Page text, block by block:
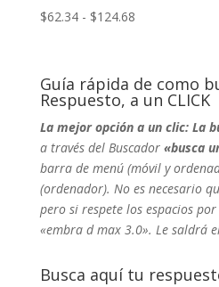
$62.34 - $124.68Rango
desde
$62.34
$124.68
Guía rápida de como
Respuesto, a un CLICK
La mejor opción a un clic: La
a través del Buscador«busca
barra de menú (móvil y
(ordenador). Noes necesario
pero si respete los espacios
«embra d max 3.0». Le saldrá
Busca aquí tu